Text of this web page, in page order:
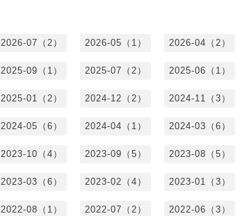
2026-07（2） 2026-05（1） 2026-04（2）
2025-09（1） 2025-07（2） 2025-06（1）
2025-01（2） 2024-12（2） 2024-11（3）
2024-05（6） 2024-04（1） 2024-03（6）
2023-10（4） 2023-09（5） 2023-08（5）
2023-03（6） 2023-02（4） 2023-01（3）
2022-08（1） 2022-07（2） 2022-06（3）